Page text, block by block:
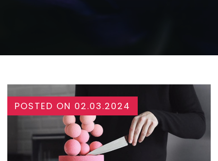
POSTED ON 02.03.2024